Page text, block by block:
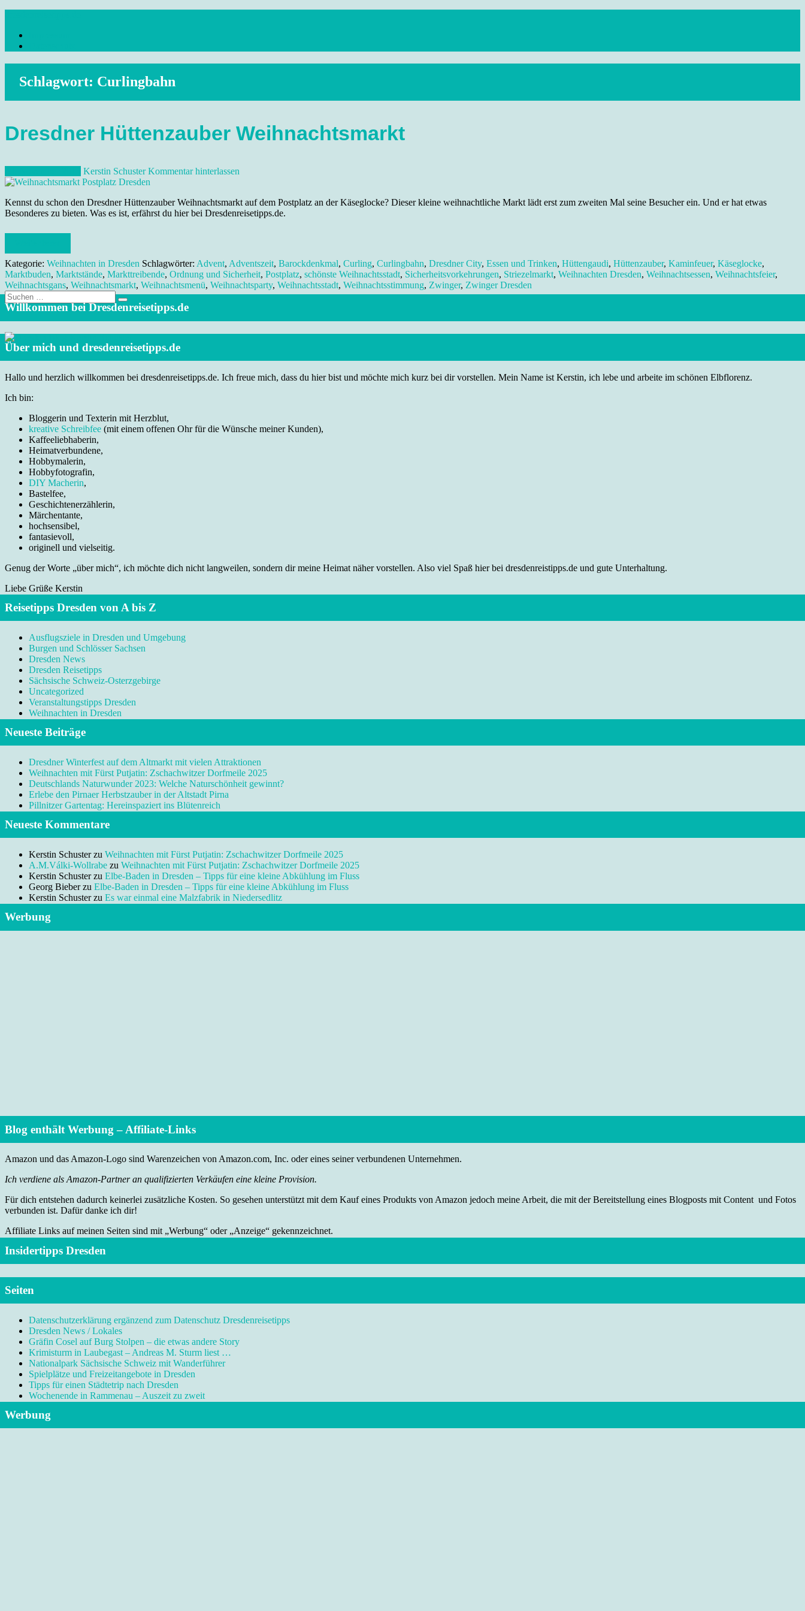
content
Reisetipps Dresden, Sehenswürdigkeiten, Ausflugsziele Sachsen, Veranstaltungen, Wandern, Kunst und Kultur im schönen Elbflorenz..
Schlagwort: Curlingbahn
Dresdner Hüttenzauber Weihnachtsmarkt
Kerstin Schuster Kommentar hinterlassen
Kennst du schon den Dresdner Hüttenzauber Weihnachtsmarkt auf dem Postplatz an der Käseglocke? Dieser kleine weihnachtliche Markt lädt erst zum zweiten Mal seine Besucher ein. Und er hat etwas
Besonderes zu bieten. Was es ist, erfährst du hier bei Dresdenreisetipps.de.
Kategorie: Weihnachten in Dresden Schlagwörter: Advent, Adventszeit, Barockdenkmal, Curling, Curlingbahn, Dresdner City, Essen und Trinken, Hüttengaudi, Hüttenzauber, Kaminfeuer, Käseglocke,
Marktbuden, Marktstände, Markttreibende, Ordnung und Sicherheit, Postplatz, schönste Weihnachtsstadt, Sicherheitsvorkehrungen, Striezelmarkt, Weihnachten Dresden, Weihnachtsessen, Weihnachtsfeier,
Weihnachtsgans, Weihnachtsmarkt, Weihnachtsmenü, Weihnachtsparty, Weihnachtsstadt, Weihnachtsstimmung, Zwinger, Zwinger Dresden
Suche
nach:
Willkommen bei Dresdenreisetipps.de
Über mich und dresdenreisetipps.de
Hallo und herzlich willkommen bei dresdenreisetipps.de. Ich freue mich, dass du hier bist und möchte mich kurz bei dir vorstellen. Mein Name ist Kerstin, ich lebe und arbeite im schönen Elbflorenz.
Ich bin:
Bloggerin und Texterin mit Herzblut,
kreative Schreibfee (mit einem offenen Ohr für die Wünsche meiner Kunden),
Kaffeeliebhaberin,
Heimatverbundene,
Hobbymalerin,
Hobbyfotografin,
DIY Macherin,
Bastelfee,
Geschichtenerzählerin,
Märchentante,
hochsensibel,
fantasievoll,
originell und vielseitig.
Genug der Worte „über mich“, ich möchte dich nicht langweilen, sondern dir meine Heimat näher vorstellen. Also viel Spaß hier bei dresdenreistipps.de und gute Unterhaltung.
Liebe Grüße Kerstin
Reisetipps Dresden von A bis Z
Ausflugsziele in Dresden und Umgebung
Burgen und Schlösser Sachsen
Dresden News
Dresden Reisetipps
Sächsische Schweiz-Osterzgebirge
Uncategorized
Veranstaltungstipps Dresden
Weihnachten in Dresden
Neueste Beiträge
Dresdner Winterfest auf dem Altmarkt mit vielen Attraktionen
Weihnachten mit Fürst Putjatin: Zschachwitzer Dorfmeile 2025
Deutschlands Naturwunder 2023: Welche Naturschönheit gewinnt?
Erlebe den Pirnaer Herbstzauber in der Altstadt Pirna
Pillnitzer Gartentag: Hereinspaziert ins Blütenreich
Neueste Kommentare
Kerstin Schusterzu Weihnachten mit Fürst Putjatin: Zschachwitzer Dorfmeile 2025
A.M.Válki-Wollrabe zu Weihnachten mit Fürst Putjatin: Zschachwitzer Dorfmeile 2025
Kerstin Schusterzu Elbe-Baden in Dresden – Tipps für eine kleine Abkühlung im Fluss
Georg Bieberzu Elbe-Baden in Dresden – Tipps für eine kleine Abkühlung im Fluss
Kerstin Schusterzu Es war einmal eine Malzfabrik in Niedersedlitz
Werbung
Blog enthält Werbung – Affiliate-Links
Amazon und das Amazon-Logo sind Warenzeichen von Amazon.com, Inc. oder eines seiner verbundenen Unternehmen.
Ich verdiene als Amazon-Partner an qualifizierten Verkäufen eine kleine Provision.
Für dich entstehen dadurch keinerlei zusätzliche Kosten. So gesehen unterstützt mit dem Kauf eines Produkts von Amazon jedoch meine Arbeit, die mit der Bereitstellung eines Blogposts mit Content und Fotos
verbunden ist. Dafür danke ich dir!
Affiliate Links auf meinen Seiten sind mit „Werbung“ oder „Anzeige“ gekennzeichnet.
Insidertipps Dresden
Seiten
Datenschutzerklärung ergänzend zum Datenschutz Dresdenreisetipps
Dresden News / Lokales
Gräfin Cosel auf Burg Stolpen – die etwas andere Story
Krimisturm in Laubegast – Andreas M. Sturm liest …
Nationalpark Sächsische Schweiz mit Wanderführer
Spielplätze und Freizeitangebote in Dresden
Tipps für einen Städtetrip nach Dresden
Wochenende in Rammenau – Auszeit zu zweit
Werbung